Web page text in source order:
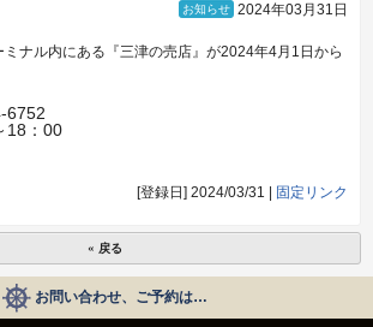
お知らせ 2024年03月31日
ナル内にある『三津の売店』が2024年4月1日から
6752
18：00
[登録日] 2024/03/31 | 固定リンク
« 戻る
お問い合わせ、ご予約は…